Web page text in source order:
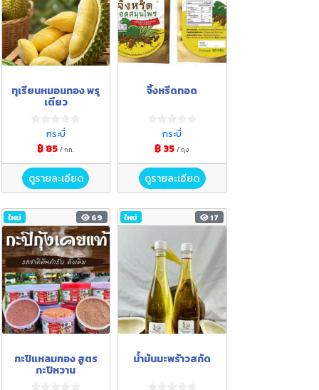
ทุเรียนหมอนทอง พรุ
เตียว
กระบี่
฿ 85/ กก.
ดูรายละเอียด
จิ้งหรีดทอด
กระบี่
฿ 35/ ถุง
ดูรายละเอียด
ใหม่ 69
กะปิแหลมทอง สูตร
กะปิหวาน
ใหม่ 17
น้ำมันมะพร้าวสกัด